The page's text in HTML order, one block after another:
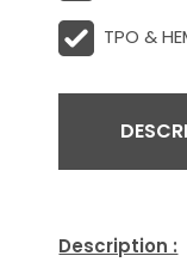
TPO &
Description :